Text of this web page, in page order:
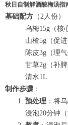
秋日自制解酒酸梅汤指
基础配方 （2人份）
乌梅15g（核
山楂5g（促
陈皮3g（理
甘草2g（补
清水1L
制作步骤 ：
预处理 ：将
浸泡20分钟